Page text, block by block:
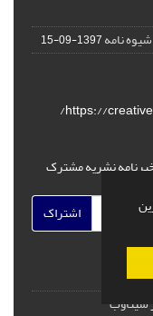
نامه1397-09-15
https://
نشریه مشترک
اشتراک
سیناوب